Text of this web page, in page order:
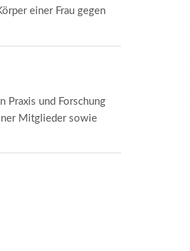
einer Frau gegen
Praxis und Forschung
Mitglieder sowie